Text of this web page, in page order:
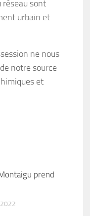
réseau sont
urbain et
ne nous
notre source
et
prend